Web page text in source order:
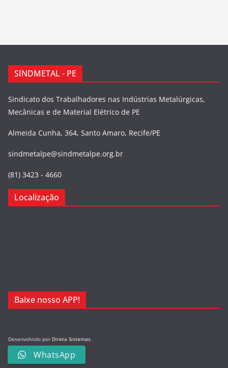
SINDMETAL - PE
Sindicato dos Trabalhadores nas Indústrias Metalúrgicas,
Mecânicas e de Material Elétrico de PE
Almeida Cunha, 364, Santo Amaro, Recife/PE
sindmetalpe@sindmetalpe.org.br
(81) 3423 - 4660
Localização
Baixe nosso APP!
Desenvolvido por Direta Sistemas.
Designed by FreepikWhatsApp